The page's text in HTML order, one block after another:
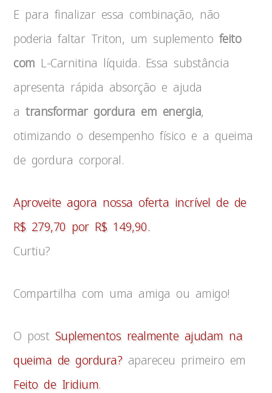
E para finalizar essa combinação, não
poderia faltar Triton, um suplemento feito
com L-Carnitina líquida. Essa substância
apresenta rápida absorção e ajuda
atransformar gordura em energia,
otimizando o desempenho físico e a queima
de gordura corporal.
Aproveite agora nossa oferta incrível de de
R$ 279,70 por R$ 149,90.
Curtiu?
Compartilha com uma amiga ou amigo!
O post Suplementos realmente ajudam na
queima de gordura?apareceu primeiro em
Feito de Iridium.